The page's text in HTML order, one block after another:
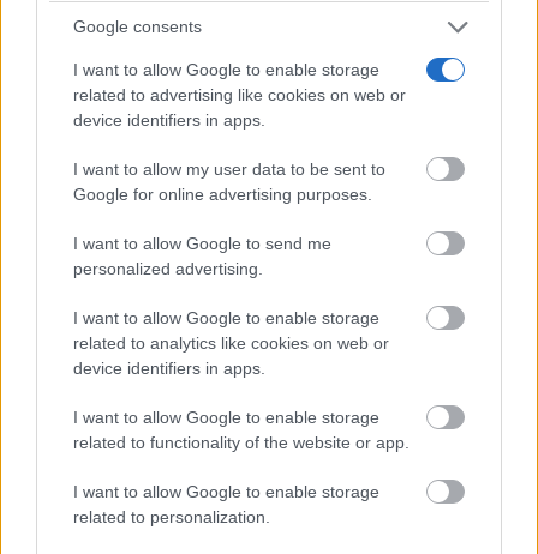
Google consents
I want to allow Google to enable storage
related to advertising like cookies on web or
device identifiers in apps.
I want to allow my user data to be sent to
Google for online advertising purposes.
I want to allow Google to send me
personalized advertising.
I want to allow Google to enable storage
related to analytics like cookies on web or
device identifiers in apps.
I want to allow Google to enable storage
related to functionality of the website or app.
I want to allow Google to enable storage
related to personalization.
Un verdadero MMORPG de la vieja escuela ¡Cómo los
de antes, pero mejor!